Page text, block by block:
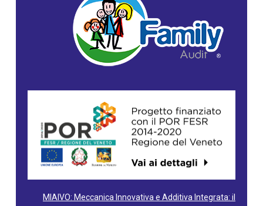
MIAIVO: Meccanica Innovativa e Additiva Integrata: il